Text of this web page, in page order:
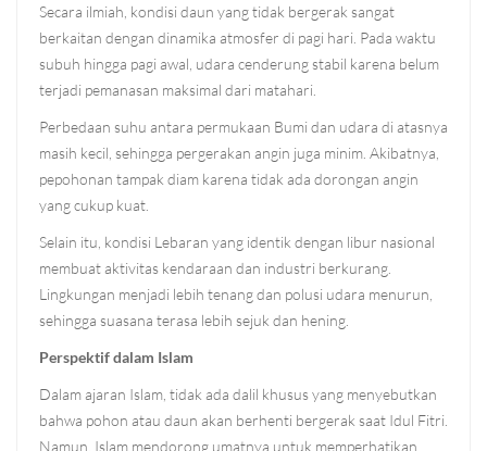
Secara ilmiah, kondisi daun yang tidak bergerak sangat
berkaitan dengan dinamika atmosfer di pagi hari. Pada waktu
subuh hingga pagi awal, udara cenderung stabil karena belum
terjadi pemanasan maksimal dari matahari.
Perbedaan suhu antara permukaan Bumi dan udara di atasnya
masih kecil, sehingga pergerakan angin juga minim. Akibatnya,
pepohonan tampak diam karena tidak ada dorongan angin
yang cukup kuat.
Selain itu, kondisi Lebaran yang identik dengan libur nasional
membuat aktivitas kendaraan dan industri berkurang.
Lingkungan menjadi lebih tenang dan polusi udara menurun,
sehingga suasana terasa lebih sejuk dan hening.
Perspektif dalam Islam
Dalam ajaran Islam, tidak ada dalil khusus yang menyebutkan
bahwa pohon atau daun akan berhenti bergerak saat Idul Fitri.
Namun, Islam mendorong umatnya untuk memperhatikan